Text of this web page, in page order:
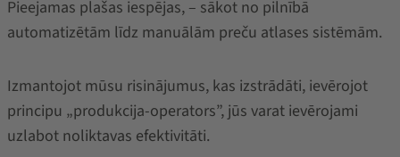
Pieejamas plašas iespējas, – sākot no pilnībā
automatizētām līdz manuālām preču atlases sistēmām.
Izmantojot mūsu risinājumus, kas izstrādāti, ievērojot
principu „produkcija-operators”, jūs varat ievērojami
uzlabot noliktavas efektivitāti.